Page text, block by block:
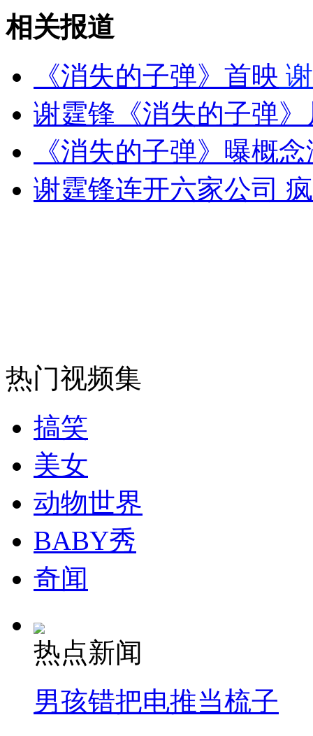
女孩北京地铁殴打老人 痛下狠手拳打脚踢
无痛分娩是否安全 医生回应
走！跟着总书记去植树
消防员救轻生者
纽约上演“枕头大战”
相关报道
《消失的子弹》首映
谢霆锋《消失的子弹
《消失的子弹》曝概
谢霆锋连开六家公司
热门视频集
搞笑
美女
动物世界
BABY秀
奇闻
热点新闻
男孩错把电推当梳子